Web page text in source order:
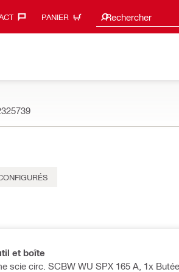
PANIER Rechercher
Search suggestions
et boîte
scie circ. SCBW WU SPX 165 A, 1x